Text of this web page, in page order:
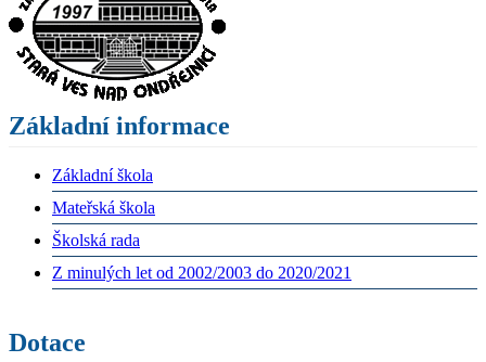
Základní informace
Základní škola
Mateřská škola
Školská rada
Z minulých let od 2002/2003 do 2020/2021
Dotace